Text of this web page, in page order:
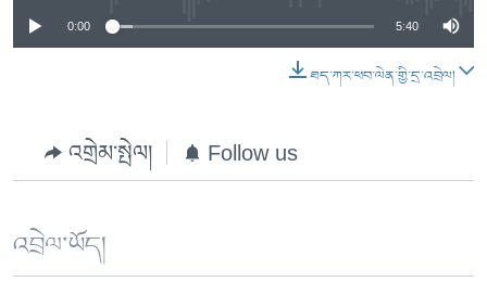
0:00 5:40
ཐད་ཀར་ཕབ་ལེན་གྱི་དྲ་འབྲེལ།
འགྲེམ་སྤེལ། Follow us
འབྲེལ་ཡོད།